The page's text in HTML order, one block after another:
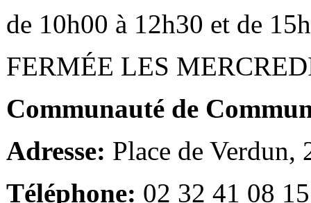
de 10h00 à 12h30 et de
FERMÉE LES
Communauté de
Adresse: Place de Verdun,
Téléphone: 02 32 41 08 15